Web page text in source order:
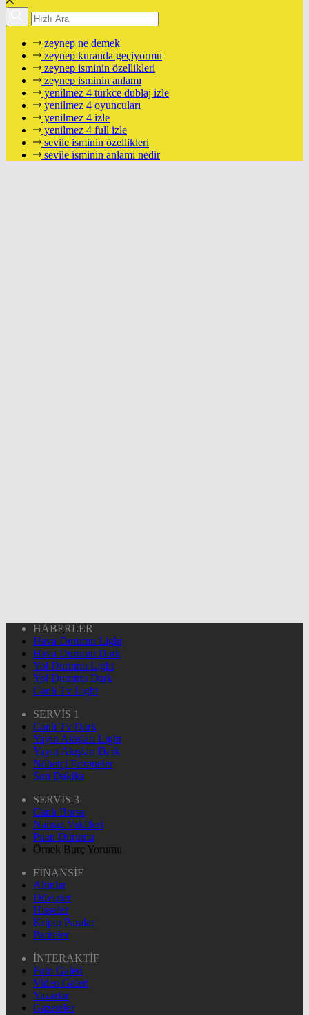
zeynep ne demek
zeynep kuranda geçiyormu
zeynep isminin özellikleri
zeynep isminin anlamı
yenilmez 4 türkce dublaj izle
yenilmez 4 oyuncuları
yenilmez 4 izle
yenilmez 4 full izle
sevile isminin özellikleri
sevile isminin anlamı nedir
HABERLER
Hava Durumu Light
Hava Durumu Dark
Yol Durumu Light
Yol Durumu Dark
Canlı Tv Light
SERVİS 1
Canlı Tv Dark
Yayın Akışları Light
Yayın Akışları Dark
Nöbetçi Eczaneler
Son Dakika
SERVİS 3
Canlı Borsa
Namaz Vakitleri
Puan Durumu
Örnek Burç Yorumu
FİNANSİF
Altınlar
Dövizler
Hisseler
Kripto Paralar
Pariteler
İNTERAKTİF
Foto Galeri
Video Galeri
Yazarlar
Gazeteler